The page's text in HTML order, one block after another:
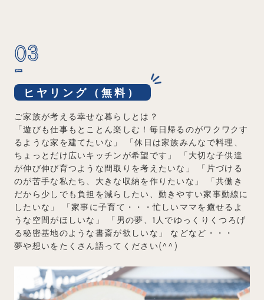
03
ヒヤリング（無料）
ご家族が考える幸せな暮らしとは？
「遊びも仕事もとことん楽しむ！毎日帰るのがワクワクす
るような家を建てたいな」
「休日は家族みんなで料理、
ちょっとだけ広いキッチンが希望です」
「大切な子供達
が伸び伸び育つような間取りを考えたいな」
「片づける
のが苦手な私たち、大きな収納を作りたいな」
「共働き
だから少しでも負担を減らしたい、動きやすい家事動線に
したいな」
「家事に子育て・・・忙しいママを癒せるよ
うな空間がほしいな」
「男の夢、1人でゆっくりくつろげ
る秘密基地のような書斎が欲しいな」
などなど・・・
夢や想いをたくさん語ってください(^^)